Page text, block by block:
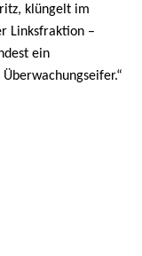
klüngelt im
Linksfraktion –
ein